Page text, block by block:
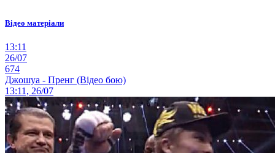
Відео матеріали
13:11
26/07
674
Джошуа - Пренг (Відео бою)
13:11, 26/07